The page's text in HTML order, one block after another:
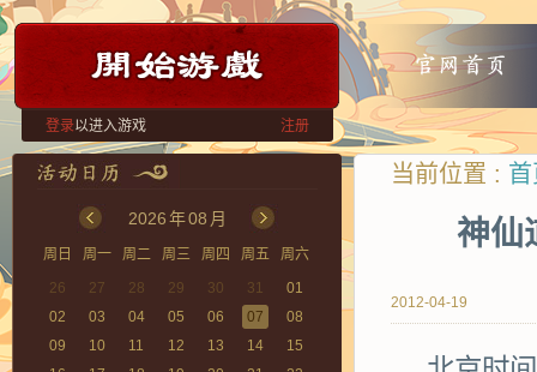
登录以进入游戏 注册
2026年08 月
周日 周一 周二 周三 周四 周五
周六
26
27 28 29 30 31
01
02
03 04 05 06 07
08
09
10 11 12 13 14
15
当前位置 :
神仙
2012-04-19